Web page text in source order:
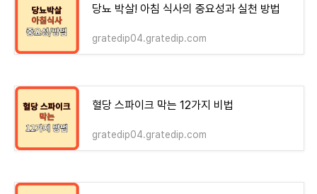
당뇨 박살! 아침 식사의 중요성과 실천 방법
gratedip04.gratedip.com
혈당 스파이크 막는 12가지 비법
gratedip04.gratedip.com